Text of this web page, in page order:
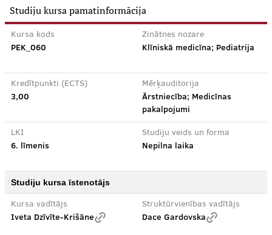
Studiju kursa pamatinformācija
Kursa kods
PEK_060
Zinātnes nozare
Klīniskā medicīna; Pediatrija
Kredītpunkti (ECTS)
3,00
Mērķauditorija
Ārstniecība; Medicīnas
pakalpojumi
LKI
6. līmenis
Studiju veids un forma
Nepilna laika
Studiju kursa īstenotājs
Kursa vadītājs
Iveta Dzīvīte-Krišāne
Struktūrvienības vadītājs
Dace Gardovska